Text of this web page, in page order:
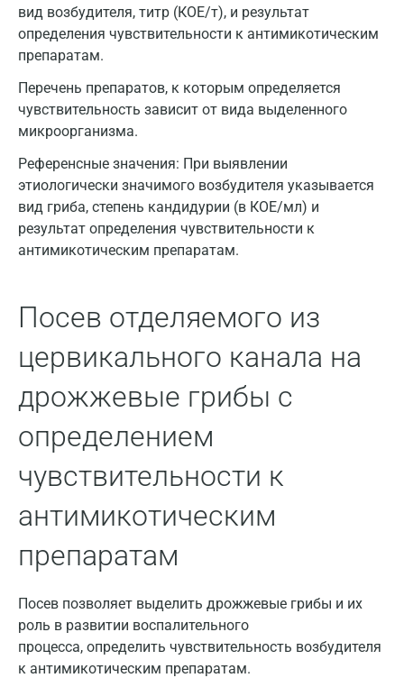
вид возбудителя, титр (КОЕ/т), и результат
определения чувствительности к антимикотическим
препаратам.
Перечень препаратов, к которым определяется
чувствительность зависит от вида выделенного
микроорганизма.
Референсные значения: При выявлении
этиологически значимого возбудителя указывается
вид гриба, степень кандидурии (в КОЕ/мл) и
результат определения чувствительности к
антимикотическим препаратам.
Посев отделяемого из
цервикального канала на
дрожжевые грибы с
определением
чувствительности к
антимикотическим
препаратам
Посев позволяет выделить дрожжевые грибы и их
роль в развитии воспалительного
процесса, определить чувствительность возбудителя
к антимикотическим препаратам.
Гатчина
Геленджик
Голубое
Дзержинск
Дзержинский
Дмитров
Долгопрудный
Звенигород
Зеленоград
Иваново
Ивантеевка
Ижевск
Истра
Калуга